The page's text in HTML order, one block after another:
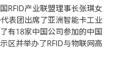
RFID产业联盟理事长张琪女
表团出席了亚洲智能卡工业
有18家中国公司参加的中国
区并举办了RFID与物联网高